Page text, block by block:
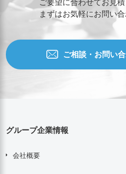
ご要望に合わせてお見積
まずはお気軽にお問い合
ご相談・お問い
グループ企業情報
会社概要